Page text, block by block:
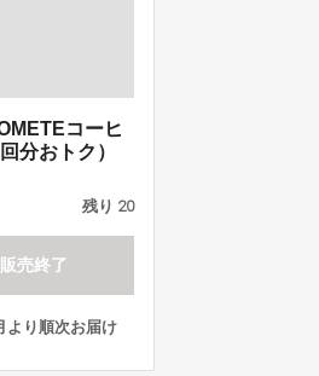
コーヒ
分おトク）
残り 20
販売終了
より順次お届け